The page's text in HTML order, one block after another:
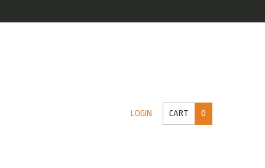
LOGIN CART 0